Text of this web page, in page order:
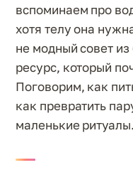
вспоминаем про
хотя телу она
не модный совет
ресурс, который
Поговорим, как
как превратить
маленькие ритуалы.